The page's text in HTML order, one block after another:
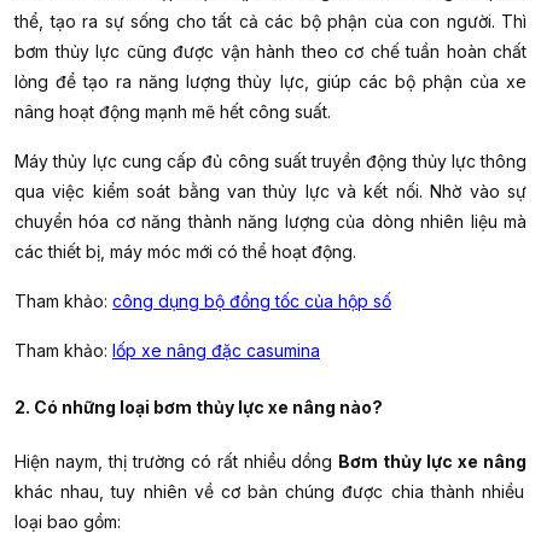
thể, tạo ra sự sống cho tất cả các bộ phận của con người. Thì
bơm thủy lực cũng được vận hành theo cơ chế tuần hoàn chất
lỏng để tạo ra năng lượng thủy lực, giúp các bộ phận của xe
nâng hoạt động mạnh mẽ hết công suất.
Máy thủy lực cung cấp đủ công suất truyền động thủy lực thông
qua việc kiểm soát bằng van thủy lực và kết nối. Nhờ vào sự
chuyển hóa cơ năng thành năng lượng của dòng nhiên liệu mà
các thiết bị, máy móc mới có thể hoạt động.
Tham khảo: công dụng bộ đồng tốc của hộp số
Tham khảo: lốp xe nâng đặc casumina
2. Có những loại bơm thủy lực xe nâng nào?
Hiện naym, thị trường có rất nhiều dồng Bơm thủy lực xe nâng
khác nhau, tuy nhiên về cơ bản chúng được chia thành nhiều
loại bao gồm: